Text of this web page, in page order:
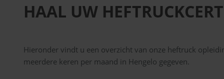
HAAL UW
Hieronder vindt u een overzicht van onze heftruck
meerdere keren per maand in Hengelo gegeven.